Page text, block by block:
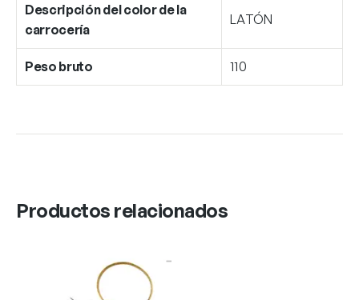
Descripción del color de la
carrocería
LATÓN
Peso bruto 110
Productos relacionados